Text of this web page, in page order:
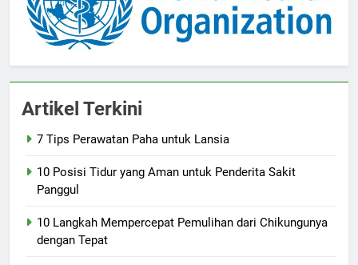
Artikel Terkini
7 Tips Perawatan Paha untuk Lansia
10 Posisi Tidur yang Aman untuk Penderita Sakit
Panggul
10 Langkah Mempercepat Pemulihan dari Chikungunya
dengan Tepat